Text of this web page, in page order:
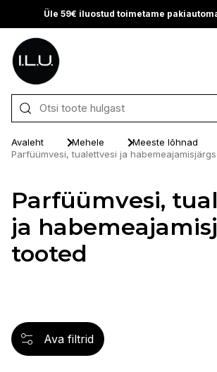
Üle 59€ iluostud toimetame
Otse sisu juurde
Avaleht Mehele
Meeste lõhnad
Parfüümvesi, tualettvesi ja
Parfüümvesi,
ja
tooted
Ava filtrid